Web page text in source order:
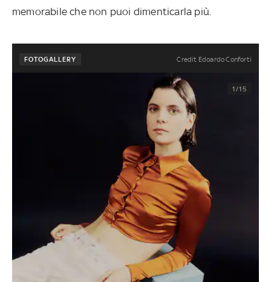
memorabile che non puoi dimenticarla più.
FOTOGALLERY Credit Edoardo Conforti
1/15